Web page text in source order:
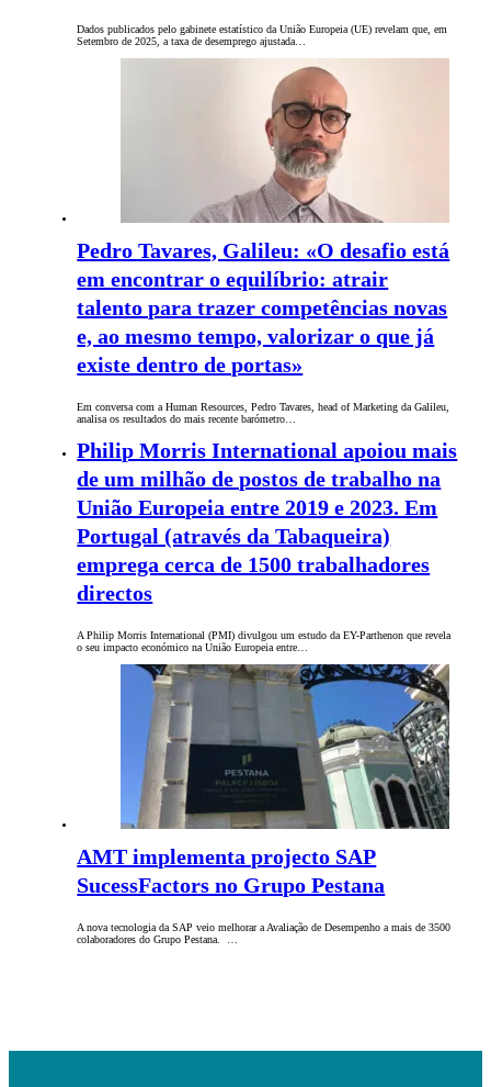
Dados publicados pelo gabinete estatístico da União Europeia (UE) revelam que, em
Setembro de 2025, a taxa de desemprego ajustada…
Pedro Tavares, Galileu: «O desafio está
em encontrar o equilíbrio: atrair
talento para trazer competências novas
e, ao mesmo tempo, valorizar o que já
existe dentro de portas»
Em conversa com a Human Resources, Pedro Tavares, head of Marketing da Galileu,
analisa os resultados do mais recente barómetro…
Philip Morris International apoiou mais
de um milhão de postos de trabalho na
União Europeia entre 2019 e 2023. Em
Portugal (através da Tabaqueira)
emprega cerca de 1500 trabalhadores
directos
A Philip Morris International (PMI) divulgou um estudo da EY-Parthenon que revela
o seu impacto económico na União Europeia entre…
AMT implementa projecto SAP
SucessFactors no Grupo Pestana
A nova tecnologia da SAP veio melhorar a Avaliação de Desempenho a mais de 3500
colaboradores do Grupo Pestana. …